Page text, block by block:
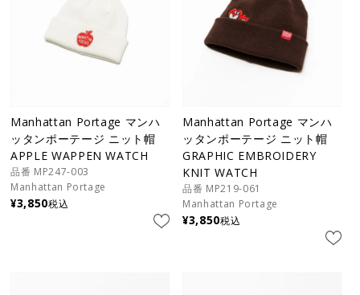
Manhattan Portage マンハ
ッタンポーテージ ニット帽
APPLE WAPPEN WATCH
品番 MP247-003
Manhattan Portage
¥3,850税込
Manhattan Portage マンハ
ッタンポーテージ ニット帽
GRAPHIC EMBROIDERY
KNIT WATCH
品番 MP219-061
Manhattan Portage
¥3,850税込